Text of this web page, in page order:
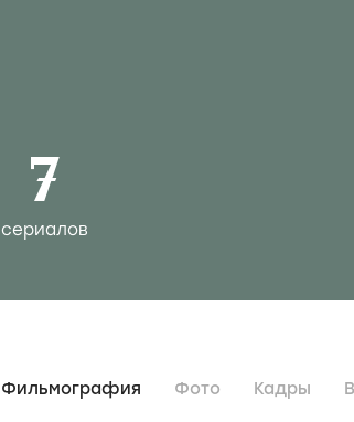
7
сериалов
Фильмография Фото Кадры